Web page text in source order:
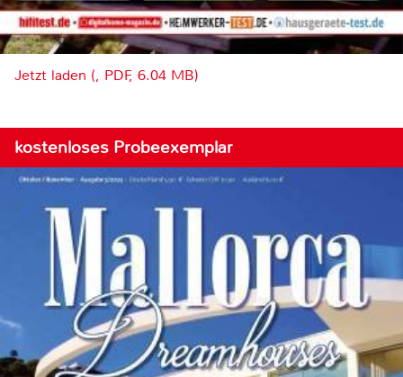
Jetzt laden (, PDF, 6.04 MB)
kostenloses Probeexemplar